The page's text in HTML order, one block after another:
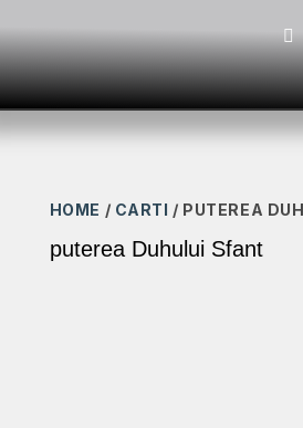
HOME / CARTI / PUTEREA
puterea Duhului Sfant